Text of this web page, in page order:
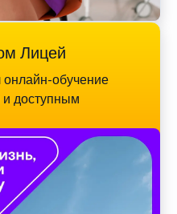
Лицей
онлайн-обучение
доступным